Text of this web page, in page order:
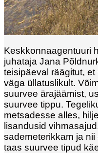
Keskkonnaagentuuri
juhataja Jana
teisipäeval räägitut,
väga üllatuslikult.
suurvee ärajäämist,
suurvee tippu.
metsadesse alles,
lisandusid
sademeterikkam ja
taas suurvee tipud